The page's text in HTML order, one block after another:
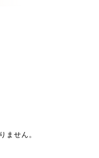
ません。